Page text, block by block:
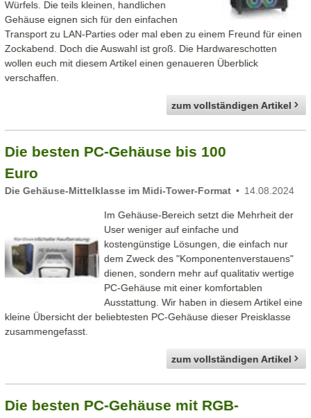
Würfels. Die teils kleinen, handlichen
Gehäuse eignen sich für den einfachen
Transport zu LAN-Parties oder mal eben zu einem Freund für einen
Zockabend. Doch die Auswahl ist groß. Die Hardwareschotten
wollen euch mit diesem Artikel einen genaueren Überblick
verschaffen.
zum vollständigen Artikel
Die besten PC-Gehäuse bis 100
Euro
Die Gehäuse-Mittelklasse im Midi-Tower-Format 14.08.2024
Im Gehäuse-Bereich setzt die Mehrheit der
User weniger auf einfache und
kostengünstige Lösungen, die einfach nur
dem Zweck des "Komponentenverstauens"
dienen, sondern mehr auf qualitativ wertige
PC-Gehäuse mit einer komfortablen
Ausstattung. Wir haben in diesem Artikel eine
kleine Übersicht der beliebtesten PC-Gehäuse dieser Preisklasse
zusammengefasst.
zum vollständigen Artikel
Die besten PC-Gehäuse mit RGB-